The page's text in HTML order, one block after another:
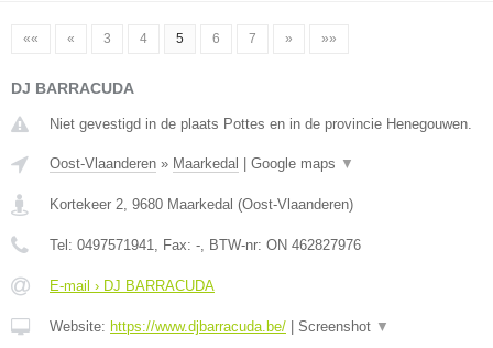
«« « 3 4 5 6 7 » »»
DJ BARRACUDA
Niet gevestigd in de plaats Pottes en in de provincie Henegouwen.
Oost-Vlaanderen » Maarkedal Google maps ▼
Kortekeer 2, 9680 Maarkedal (Oost-Vlaanderen)
Tel: 0497571941, Fax: -, BTW-nr: ON 462827976
E-mail › DJ BARRACUDA
Website: https://www.djbarracuda.be/ Screenshot ▼